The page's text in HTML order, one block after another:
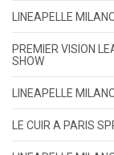
LINEAPELLE
PREMIER VISION
SHOW
LINEAPELLE
LE CUIR A PARIS